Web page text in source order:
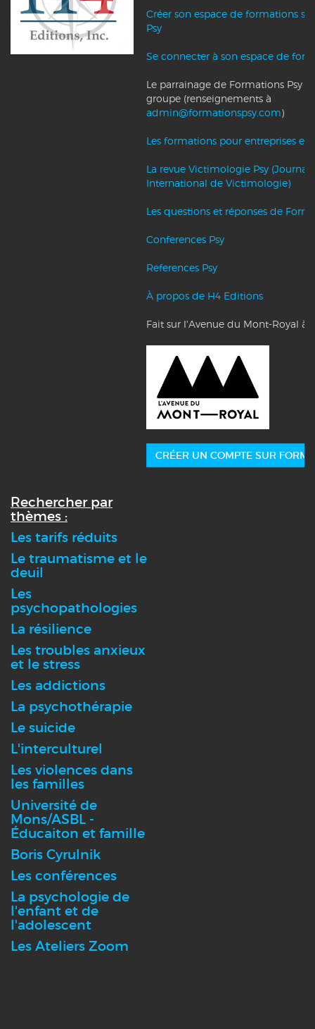
Créer son espace de formations
Psy
Se connecter à son espace de
Le parrainage de Formations Psy
groupe (renseignements à
admin@formationspsy.com)
Les formations pour entreprises et
La revue Victimologie Psy (Journal
International de Victimologie)
Les questions et réponses de
Conferences Psy
References Psy
À propos de H4 Editions
Fait sur l'Avenue du Mont-Royal à
CRÉER UN COMPTE SUR
Rechercher par
thèmes :
Les tarifs réduits
Le traumatisme et le
deuil
Les
psychopathologies
La résilience
Les troubles anxieux
et le stress
Les addictions
La psychothérapie
Le suicide
L'interculturel
Les violences dans
les familles
Université de
Mons/ASBL -
Éducaiton et famille
Boris Cyrulnik
Les conférences
La psychologie de
l'enfant et de
l'adolescent
Les Ateliers Zoom